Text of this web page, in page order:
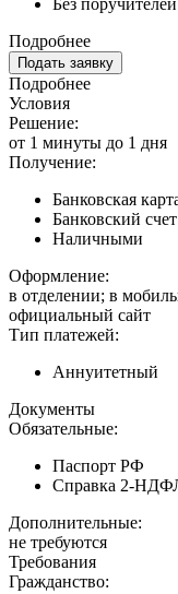
Подробнее
Подать заявку
Подробнее
Условия
Решение:
от 1 минуты до 1 дня
Получение:
Банковская
Банковский счет
Наличными
Оформление:
в отделении; в
официальный сайт
Тип платежей:
Аннуитетный
Документы
Обязательные:
Паспорт РФ
Справка 2-
Дополнительные:
не требуются
Требования
Гражданство: